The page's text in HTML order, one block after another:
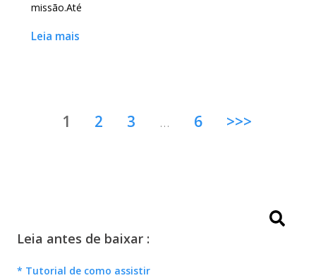
missão.Até
Leia mais
1 2 3 … 6 >>>
Leia antes de baixar :
* Tutorial de como assistir